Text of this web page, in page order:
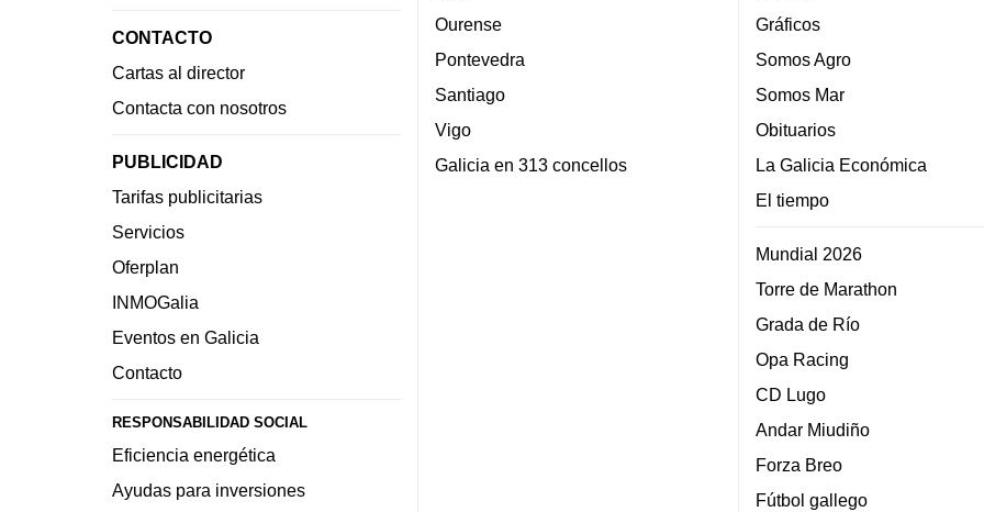
CONTACTO
Cartas al director
Contacta con nosotros
PUBLICIDAD
Tarifas publicitarias
Servicios
Oferplan
INMOGalia
Eventos en Galicia
Contacto
RESPONSABILIDAD SOCIAL
Eficiencia energética
Ayudas para inversiones
Ourense
Pontevedra
Santiago
Vigo
Galicia en 313 concellos
Gráficos
Somos Agro
Somos Mar
Obituarios
La Galicia Económica
El tiempo
Mundial 2026
Torre de Marathon
Grada de Río
Opa Racing
CD Lugo
Andar Miudiño
Forza Breo
Fútbol gallego